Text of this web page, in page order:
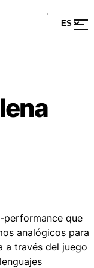
performance que
analógicos para
a través del juego